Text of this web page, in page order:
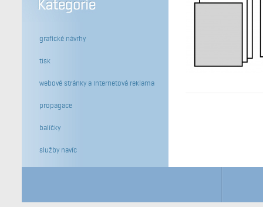
grafické návrhy
tisk
webové stránky a internetová reklama
propagace
balíčky
služby navíc